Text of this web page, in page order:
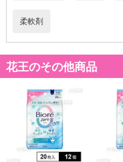
金はいたしかねます。
※発送予定日は前後する場合
日が異なります。
※dショッピングサンプル百貨
だいた後のご感想をいただく
禁じます。
転売等、目的以外での利用が
止させていただきます。
柔軟剤
花王のその他商品